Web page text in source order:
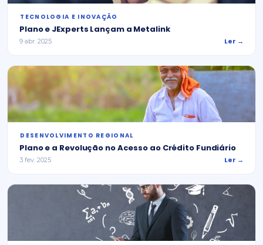
⁠TECNOLOGIA E INOVAÇÃO
Plano e JExperts Lançam a Metalink
9 abr. 2025 Ler →
⁠DESENVOLVIMENTO REGIONAL
Plano e a Revolução no Acesso ao Crédito Fundiário
3 fev. 2025 Ler →